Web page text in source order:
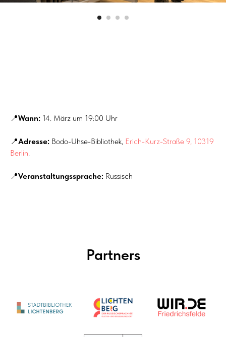
📍Wann: 14. März um 19:00 Uhr
📍Adresse: Bodo-Uhse-Bibliothek, Erich-Kurz-Straße 9, 10319
Berlin.
📍Veranstaltungssprache: Russisch
Partners